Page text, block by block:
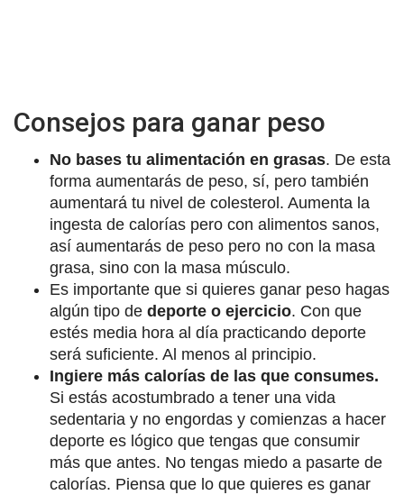
Consejos para ganar peso
No bases tu alimentación en grasas. De esta
forma aumentarás de peso, sí, pero también
aumentará tu nivel de colesterol. Aumenta la
ingesta de calorías pero con alimentos sanos,
así aumentarás de peso pero no con la masa
grasa, sino con la masa músculo.
Es importante que si quieres ganar peso hagas
algún tipo de deporte o ejercicio. Con que
estés media hora al día practicando deporte
será suficiente. Al menos al principio.
Ingiere más calorías de las que consumes.
Si estás acostumbrado a tener una vida
sedentaria y no engordas y comienzas a hacer
deporte es lógico que tengas que consumir
más que antes. No tengas miedo a pasarte de
calorías. Piensa que lo que quieres es ganar